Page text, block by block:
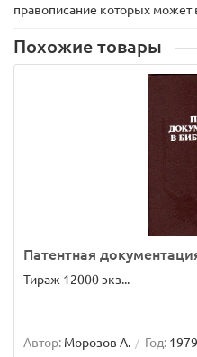
правописание которых может
Похожие товары
Патентная
Тираж 12000 экз...
Автор: Морозов А. Год: 1979